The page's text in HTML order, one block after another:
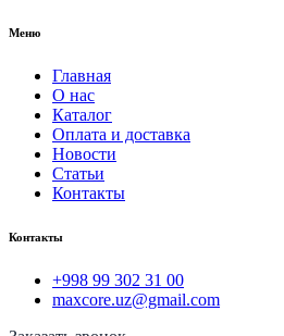
Меню
Главная
О нас
Каталог
Оплата и доставка
Новости
Статьи
Контакты
Контакты
+998 99 302 31 00
maxcore.uz@gmail.com